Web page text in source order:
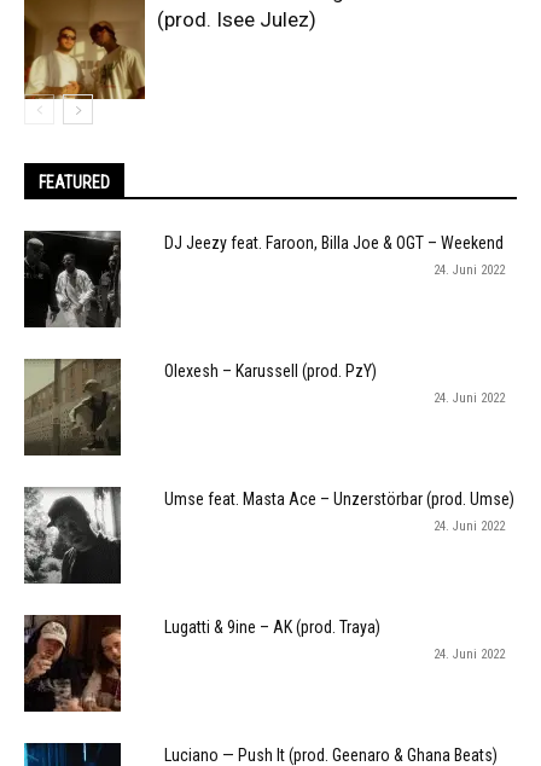
(prod. Isee Julez)
FEATURED
DJ Jeezy feat. Faroon, Billa Joe & OGT – Weekend
24. Juni 2022
Olexesh – Karussell (prod. PzY)
24. Juni 2022
Umse feat. Masta Ace – Unzerstörbar (prod. Umse)
24. Juni 2022
Lugatti & 9ine – AK (prod. Traya)
24. Juni 2022
Luciano — Push It (prod. Geenaro & Ghana Beats)